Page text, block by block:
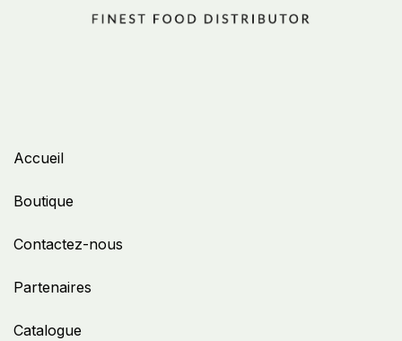
Accueil
Boutique
Contactez-nous
Partenaires
Catalogue